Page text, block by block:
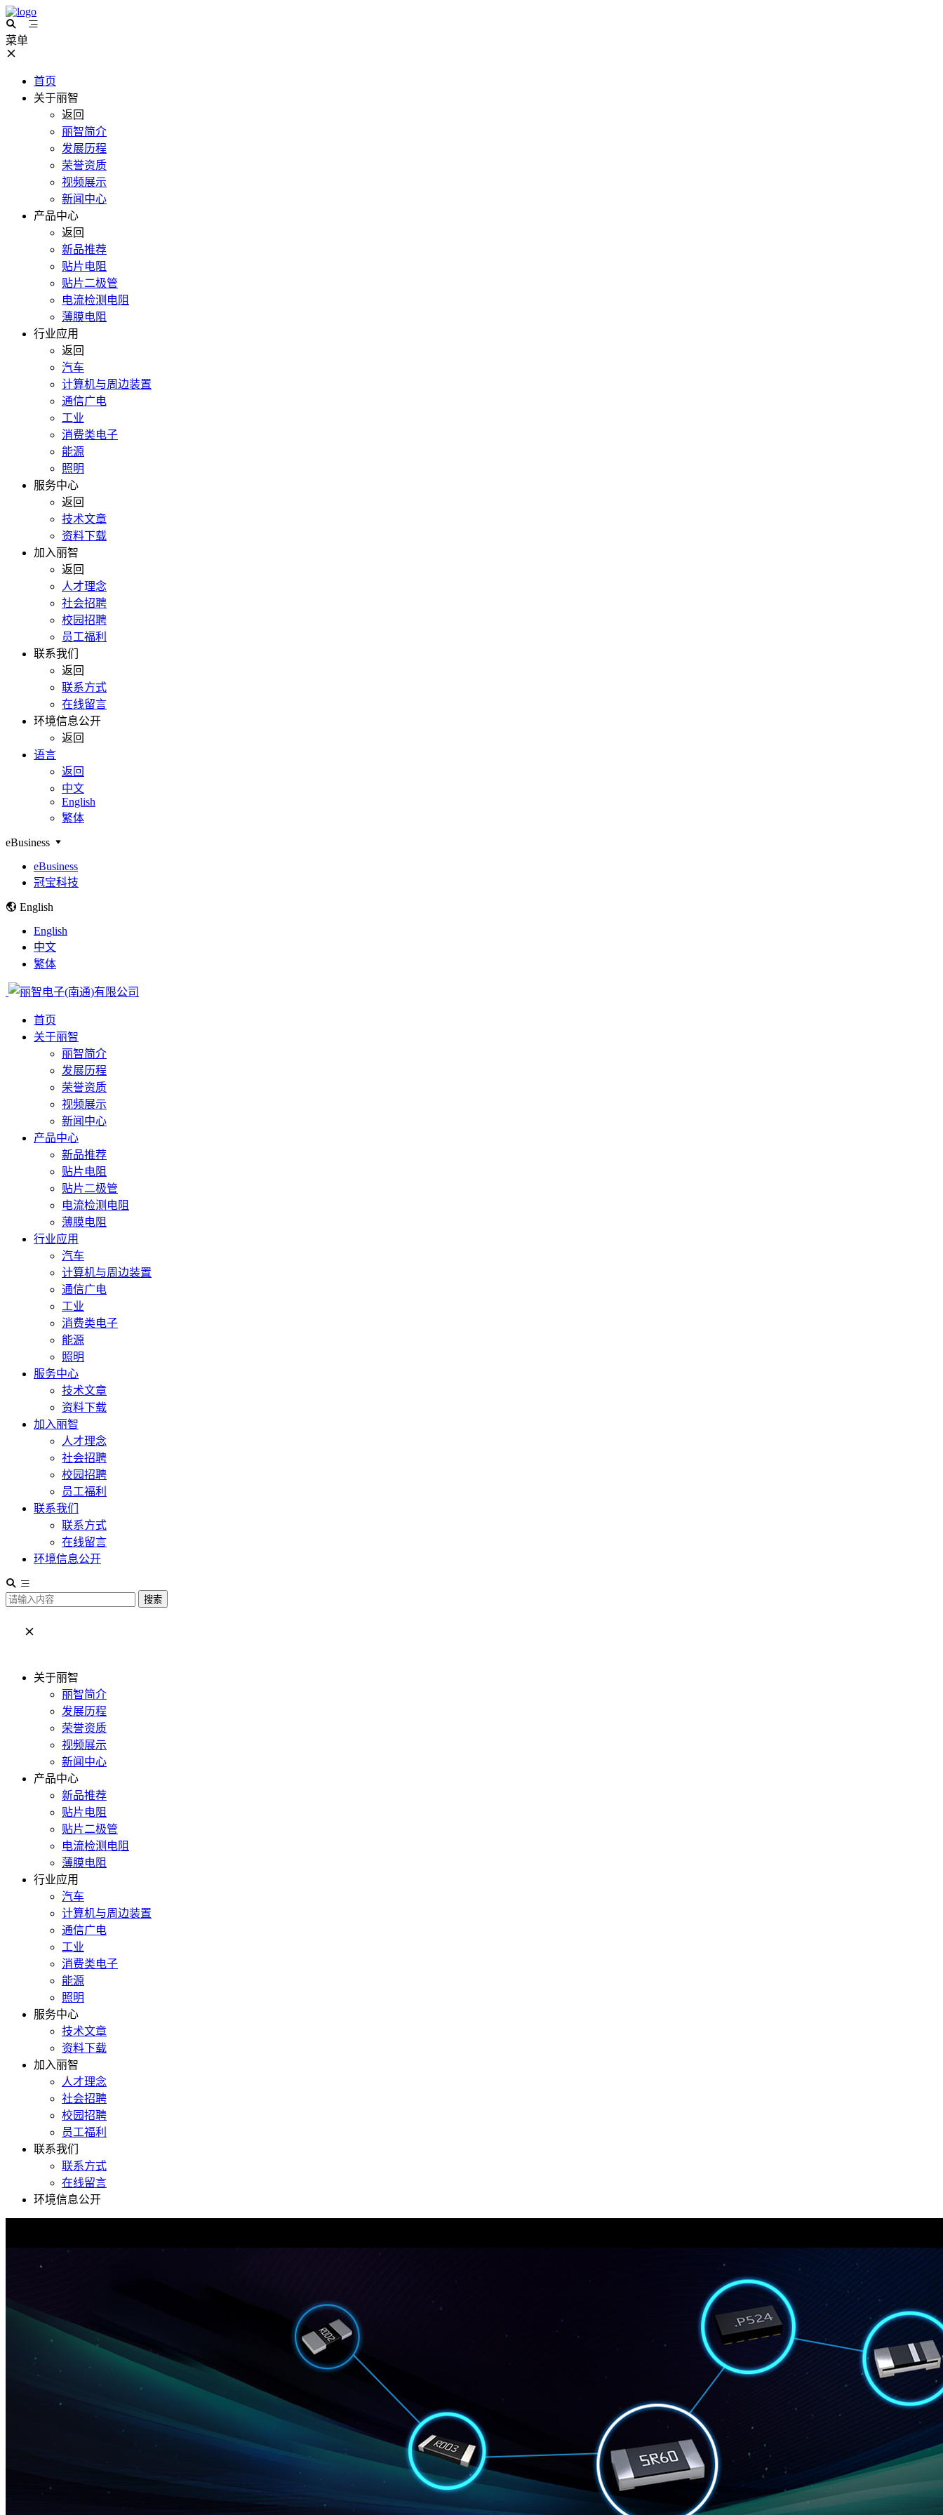
菜单
首页
关于丽智
返回
丽智简介
发展历程
荣誉资质
视频展示
新闻中心
产品中心
返回
新品推荐
贴片电阻
贴片二极管
电流检测电阻
薄膜电阻
行业应用
返回
汽车
计算机与周边装置
通信广电
工业
消费类电子
能源
照明
服务中心
返回
技术文章
资料下载
加入丽智
返回
人才理念
社会招聘
校园招聘
员工福利
联系我们
返回
联系方式
在线留言
环境信息公开
返回
语言
返回
中文
English
繁体
eBusiness
eBusiness
冠宝科技
English
English
中文
繁体
首页
关于丽智
丽智简介
发展历程
荣誉资质
视频展示
新闻中心
产品中心
新品推荐
贴片电阻
贴片二极管
电流检测电阻
薄膜电阻
行业应用
汽车
计算机与周边装置
通信广电
工业
消费类电子
能源
照明
服务中心
技术文章
资料下载
加入丽智
人才理念
社会招聘
校园招聘
员工福利
联系我们
联系方式
在线留言
环境信息公开
搜索
关于丽智
丽智简介
发展历程
荣誉资质
视频展示
新闻中心
产品中心
新品推荐
贴片电阻
贴片二极管
电流检测电阻
薄膜电阻
行业应用
汽车
计算机与周边装置
通信广电
工业
消费类电子
能源
照明
服务中心
技术文章
资料下载
加入丽智
人才理念
社会招聘
校园招聘
员工福利
联系我们
联系方式
在线留言
环境信息公开